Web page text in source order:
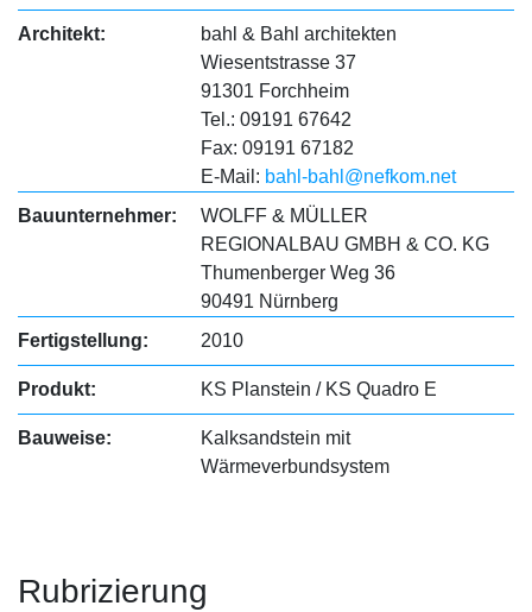
Architekt:
bahl & Bahl architekten
Wiesentstrasse 37
91301 Forchheim
Tel.: 09191 67642
Fax: 09191 67182
E-Mail: bahl-bahl@nefkom.net
Bauunternehmer:
WOLFF & MÜLLER
REGIONALBAU GMBH & CO. KG
Thumenberger Weg 36
90491 Nürnberg
Fertigstellung:
2010
Produkt: KS Planstein / KS Quadro E
Bauweise:
Kalksandstein mit
Wärmeverbundsystem
Rubrizierung